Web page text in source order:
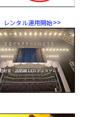
レンタル運⽤開始>>